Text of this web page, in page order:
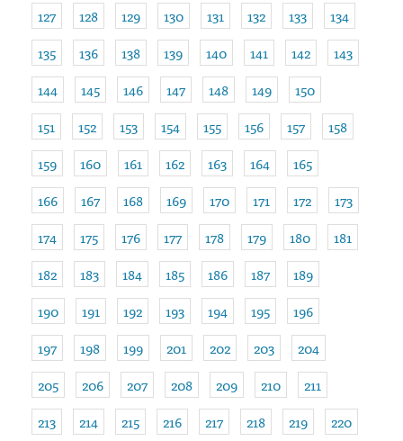
127
128 129 130 131 132 133
134
135
136 138 139 140 141 142
143
144
145 146 147 148 149
150
151
152 153 154 155 156 157
158
159
160 161 162 163 164
165
166
167 168 169 170 171 172
173
174
175 176 177 178 179 180
181
182
183 184 185 186 187
189
190
191 192 193 194 195
196
197
198 199 201 202 203
204
205
206 207 208 209 210
211
213
214 215 216 217 218 219
220